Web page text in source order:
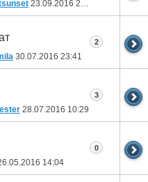
23.09.2016 21:07
30.07.2016 23:41
2
28.07.2016 10:29
3
14:04
0